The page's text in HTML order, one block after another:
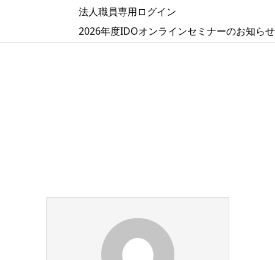
法人職員専用ログイン
2026年度IDOオンラインセミナーのお知らせ